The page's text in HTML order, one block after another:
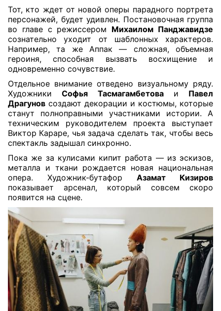
Тот, кто ждет от новой оперы парадного портрета
персонажей, будет удивлен. Постановочная группа
во главе с режиссером Михаилом Панджавидзе
сознательно уходит от шаблонных характеров.
Например, та же Аппак — сложная, объемная
героиня, способная вызвать восхищение и
одновременно сочувствие.
Отдельное внимание отведено визуальному ряду.
ХудожникиСофья Тасмагамбетоваи Павел
Драгунов создают декорации и костюмы, которые
станут полноправными участниками истории. А
техническим руководителем проекта выступает
Виктор Караре, чья задача сделать так, чтобы весь
спектакль задышал синхронно.
Пока же за кулисами кипит работа — из эскизов,
металла и ткани рождается новая национальная
опера. Художник-бутафор Азамат Кизиров
показывает арсенал, который совсем скоро
появится на сцене.